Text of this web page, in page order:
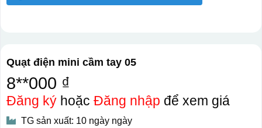
Quạt điện mini cầm tay 05
8**000 ₫
Đăng kýhoặc Đăng nhập để xem giá
TG sản xuất: 10 ngày ngày